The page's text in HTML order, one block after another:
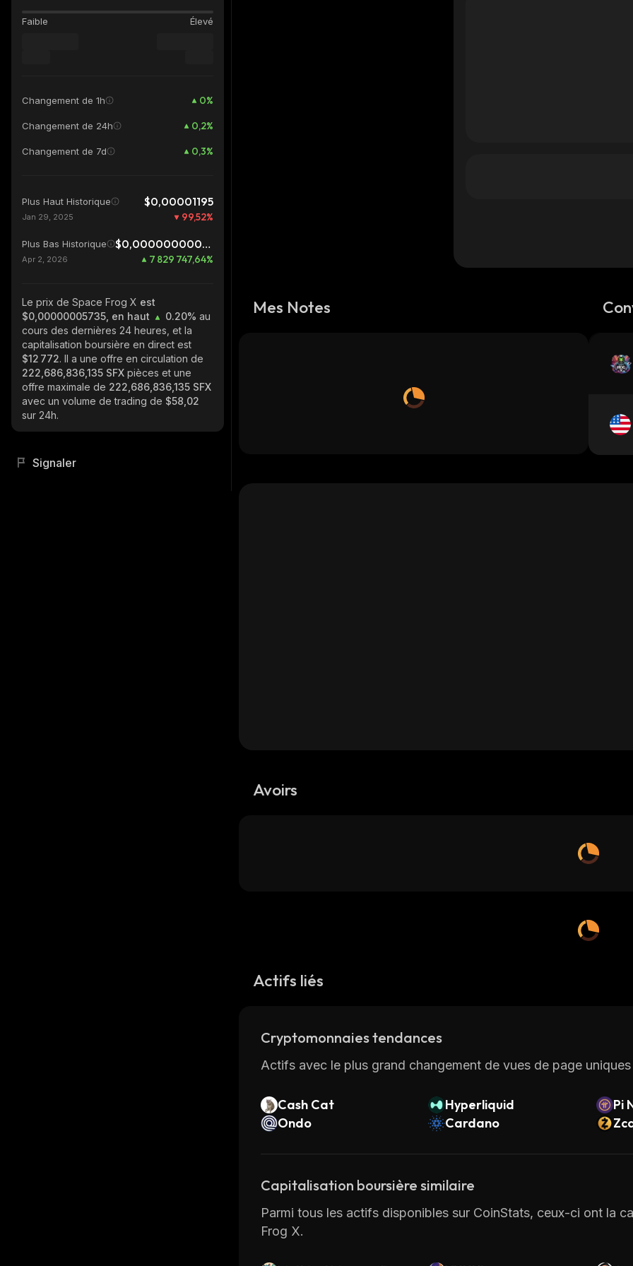
Faible Élevé
Changement de 1h 0%
Changement de 24h 0,2%
Changement de 7d 0,3%
Plus Haut Historique $0,00001195
Jan 29, 2025 99,52%
Plus Bas Historique $0,0000000000007
Apr 2, 2026 7 829 747,64%
Le prix de Space Frog X est
$0,00000005735, en haut
0.20% au
cours des dernières 24 heures, et la
capitalisation boursière en direct est
$12 772. Il a une offre en circulation de
222,686,836,135 SFX pièces et une
offre maximale de 222,686,836,135 SFX
avec un volume de trading de $58,02
sur 24h.
Signaler
Mes Notes
Avoirs
Actifs liés
Cryptomonnaies tendances
Actifs avec le plus grand changement de vues de page
Cash Cat Hyperliquid Pi
Ondo
Cardano
Capitalisation boursière similaire
Parmi tous les actifs disponibles sur CoinStats, ceux-ci ont la
Frog X.